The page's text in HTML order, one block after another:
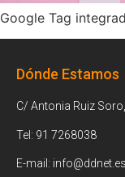
Google Tag
Dónde Estamos
C/ Antonia Ruiz
Tel: 91 7268038
E-mail: info@ddnet.es